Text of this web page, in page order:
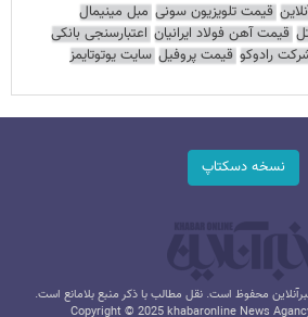
قیمت تلویزیون سونی مبل مینیمال
قیمت آهن فولاد ایرانیان اعتبارسنجی بانکی
رادوکو قیمت پروفیل سایت یوتوتایمز
نسخه دسکتاپ
محفوظ است. نقل مطالب با ذکر منبع بلامانع است.
Copyright © 2025 khabaronline News